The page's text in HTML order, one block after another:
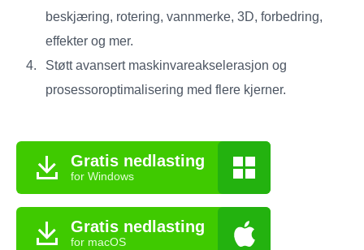
beskjæring, rotering, vannmerke, 3D, forbedring,
effekter og mer.
Støtt avansert maskinvareakselerasjon og
prosessoroptimalisering med flere kjerner.
Gratis nedlasting
for Windows
Gratis nedlasting
for macOS